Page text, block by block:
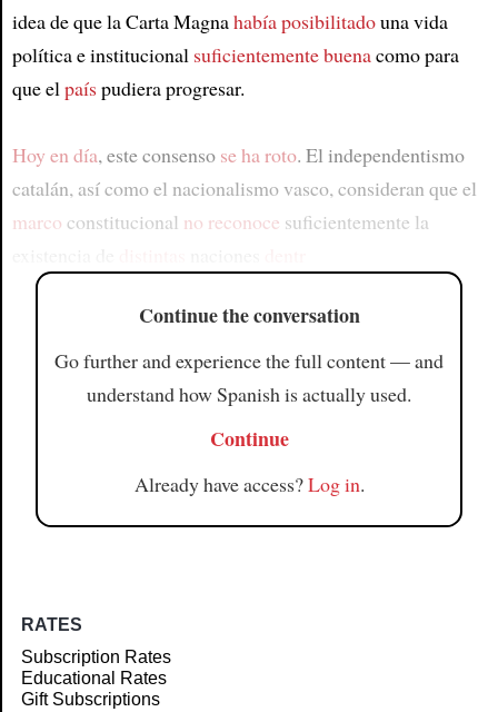
idea de que la Carta Magnahabía posibilitadouna vida
política e institucional suficientemente buenacomo para
que elpaíspudiera progresar.
Hoy en día, este consenso se ha roto. El independentismo
catalán, así como el nacionalismo vasco, consideran que el
marco constitucional no reconoce suficientemente la
Continue the conversation
Go further and experience the full content — and
understand how Spanish is actually used.
Continue
Already have access?Log in.
RATES
Subscription Rates
Educational Rates
Gift Subscriptions